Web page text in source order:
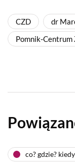
CZD
dr
Pomnik-Centrum
co? gdzie?